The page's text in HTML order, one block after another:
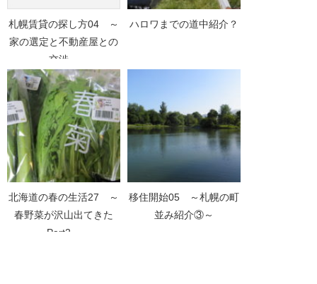
札幌賃貸の探し方04 ～
家の選定と不動産屋との
交渉～
ハロワまでの道中紹介？
北海道の春の生活27 ～
春野菜が沢山出てきた
Part2～
移住開始05 ～札幌の町
並み紹介③～